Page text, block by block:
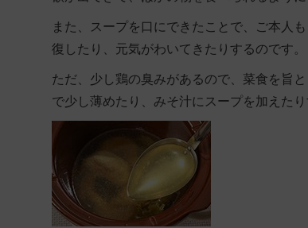
また、スープを口にできたことで、ご本人
復したり、元気がわいてきたりするのです。
ただ、少し鶏の臭みがあるので、菜食を旨
で少し薄めたり、みそ汁にスープを加えた